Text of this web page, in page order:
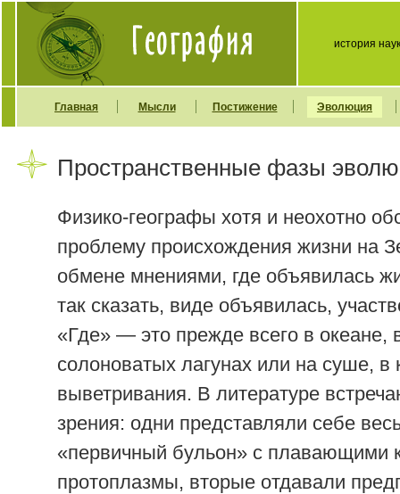
история
Главная Мысли Постижение Эволюция
Пространственные фазы
Физико-географы хотя и неохотно
проблему происхождения жизни на
обмене мнениями, где объявилась
так сказать, виде объявилась,
«Где» — это прежде всего в океане,
солоноватых лагунах или на суше, в
выветривания. В литературе
зрения: одни представляли себе
«первичный бульон» с плавающими
протоплазмы, вторые отдавали